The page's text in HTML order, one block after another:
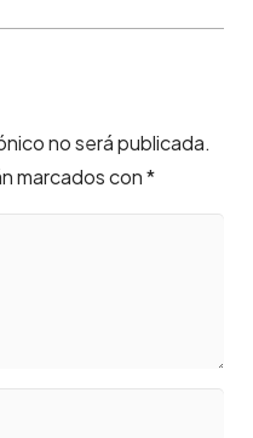
no será publicada.
marcados con*